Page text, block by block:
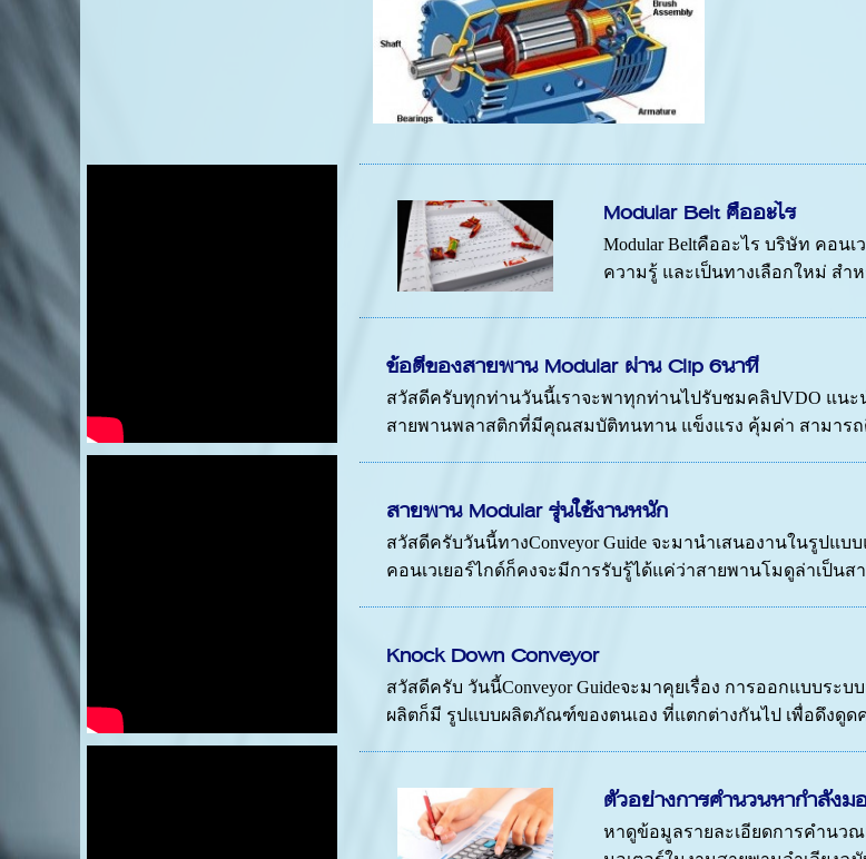
Modular Belt คืออะไร
Modular Beltคืออะไร บริษัท คอน
ความรู้ และเป็นทางเลือกใหม่ สำ
ข้อดีของสายพาน Modular ผ่าน Clip 6นาที
สวัสดีครับทุกท่านวันนี้เราจะพาทุกท่านไปรับชมคลิปVDO แนะ
สายพานพลาสติกที่มีคุณสมบัติทนทาน แข็งแรง คุ้มค่า สามารถ
สายพาน Modular รุ่นใช้งานหนัก
สวัสดีครับวันนี้ทางConveyor Guide จะมานำเสนองานในรูป
คอนเวเยอร์ไกด์ก็คงจะมีการรับรู้ได้แค่ว่าสายพานโมดูล่าเป็นส
Knock Down Conveyor
สวัสดีครับ วันนี้Conveyor Guideจะมาคุยเรื่อง การออกแบบระ
ผลิตก็มี รูปแบบผลิตภัณฑ์ของตนเอง ที่แตกต่างกันไป เพื่อดึงดูด
ตัวอย่างการคำนวนหากำลัง
หาดูข้อมูลรายละเอียดการคำนว